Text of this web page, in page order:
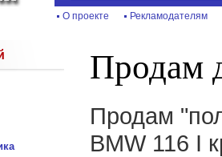
О проекте Рекламодателям
Продам
Продам
BMW 116 I